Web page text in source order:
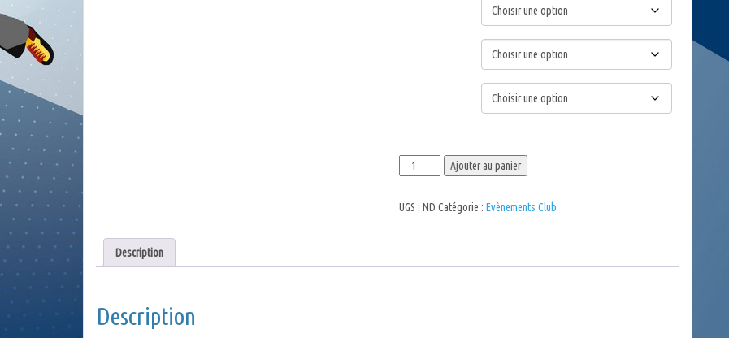
quantité
de
du
Ajouter au panier
UGS :ND Catégorie :Evènements Club
Description
Description